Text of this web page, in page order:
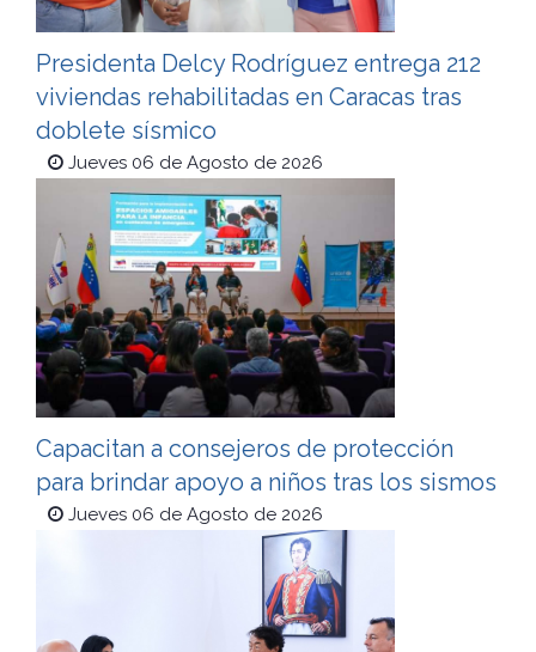
Presidenta Delcy Rodríguez entrega 212
viviendas rehabilitadas en Caracas tras
doblete sísmico
Jueves 06 de Agosto de 2026
Capacitan a consejeros de protección
para brindar apoyo a niños tras los sismos
Jueves 06 de Agosto de 2026